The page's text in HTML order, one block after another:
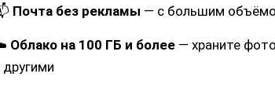
Почта без рекламы — с большим
Облако на 100 ГБ и более — храните
другими